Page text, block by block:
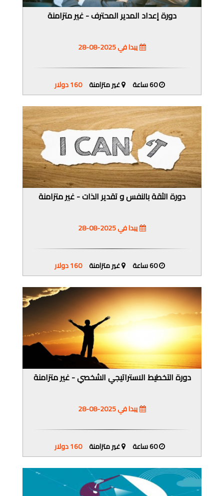
دورة إعداد المدير المحترف - غير متزامنة
يبدا في 2025-08-28
60 ساعة غير متزامنة 160 دولار
دورة الثقة بالنفس و تقدير الذات - غير متزامنة
يبدا في 2025-08-28
60 ساعة غير متزامنة 160 دولار
دورة التخطيط الاستراتيجي الشخصي - غير متزامنة
يبدا في 2025-08-28
60 ساعة غير متزامنة 160 دولار